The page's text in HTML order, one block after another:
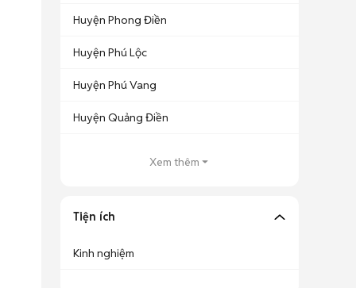
Huyện Phong Điền
Huyện Phú Lộc
Huyện Phú Vang
Huyện Quảng Điền
Xem thêm
Tiện ích
Kinh nghiệm